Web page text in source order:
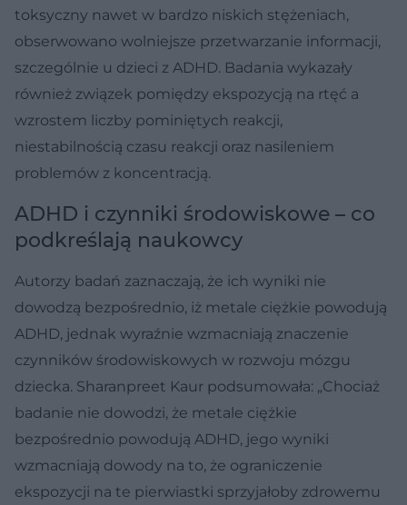
toksyczny nawet w bardzo niskich stężeniach,
obserwowano wolniejsze przetwarzanie informacji,
szczególnie u dzieci z ADHD. Badania wykazały
również związek pomiędzy ekspozycją na rtęć a
wzrostem liczby pominiętych reakcji,
niestabilnością czasu reakcji oraz nasileniem
problemów z koncentracją.
ADHD i czynniki środowiskowe – co
podkreślają naukowcy
Autorzy badań zaznaczają, że ich wyniki nie
dowodzą bezpośrednio, iż metale ciężkie powodują
ADHD, jednak wyraźnie wzmacniają znaczenie
czynników środowiskowych w rozwoju mózgu
dziecka. Sharanpreet Kaur podsumowała: „Chociaż
badanie nie dowodzi, że metale ciężkie
bezpośrednio powodują ADHD, jego wyniki
wzmacniają dowody na to, że ograniczenie
ekspozycji na te pierwiastki sprzyjałoby zdrowemu